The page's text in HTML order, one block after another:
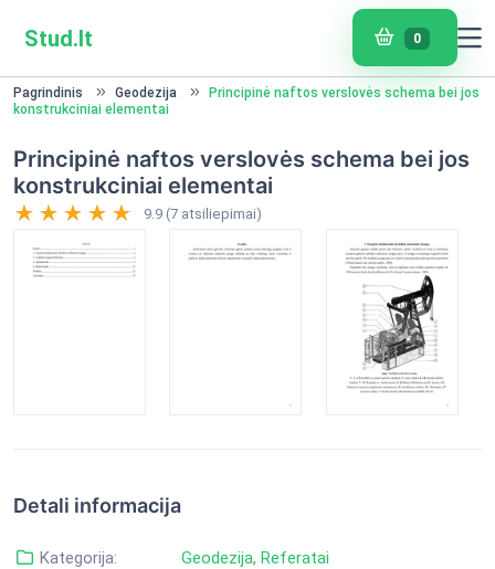
Stud.lt 0
Pagrindinis Geodezija
Principinė naftos verslovės schema bei jos
konstrukciniai elementai
Principinė naftos verslovės schema bei jos
konstrukciniai elementai
9.9 (7 atsiliepimai)
Detali informacija
Kategorija: Geodezija, Referatai